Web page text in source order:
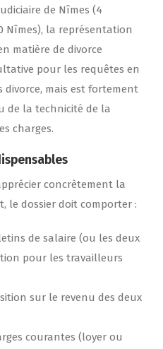
de Nîmes (4
Nîmes), la représentation
matière de divorce
pour les requêtes en
mais est fortement
de la technicité de la
charges.
concrètement la
le dossier doit comporter :
de salaire (ou les deux
pour les travailleurs
sur le revenu des deux
courantes (loyer ou